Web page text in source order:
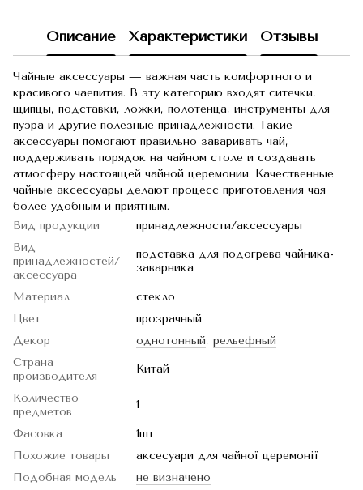
Описание Характеристики Отзывы
Чайные аксессуары — важная часть комфортного и
красивого чаепития. В эту категорию входят ситечки,
щипцы, подставки, ложки, полотенца, инструменты для
пуэра и другие полезные принадлежности. Такие
аксессуары помогают правильно заваривать чай,
поддерживать порядок на чайном столе и создавать
атмосферу настоящей чайной церемонии. Качественные
чайные аксессуары делают процесс приготовления чая
более удобным и приятным.
Вид продукции
принадлежности/аксессуары
Вид
принадлежностей/
аксессуара
подставка для подогрева чайника-
заварника
Материал
стекло
Цвет
прозрачный
Декор
однотонный, рельефный
Страна
производителя
Китай
Количество
предметов
1
Фасовка
1шт
Похожие товары
аксесуари для чайної церемонії
Подобная модель
не визначено